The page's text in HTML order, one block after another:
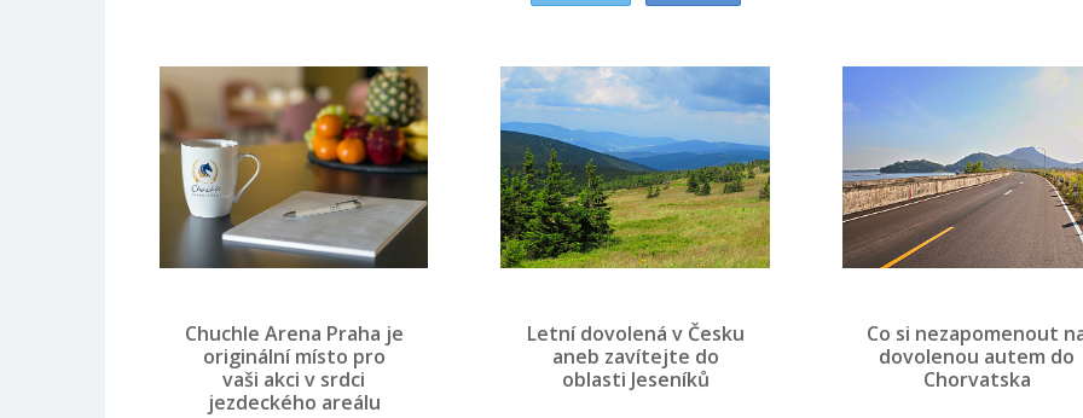
Chuchle Arena Praha je
originální místo pro
vaši akci v srdci
jezdeckého areálu
Letní dovolená v Česku
aneb zavítejte do
oblasti Jeseníků
Co si nezapomenout
dovolenou autem do
Chorvatska